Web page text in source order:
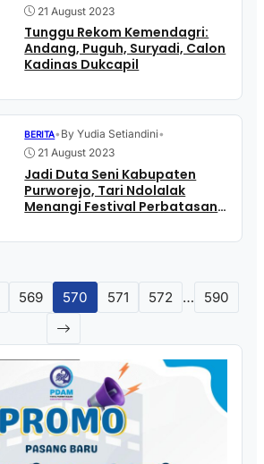
21 August 2023
Tunggu Rekom Kemendagri:
Andang, Puguh, Suryadi, Calon
Kadinas Dukcapil
BERITA• By Yudia Setiandini•
21 August 2023
Jadi Duta Seni Kabupaten
Purworejo, Tari Ndolalak
Menangi Festival Perbatasan
569 570 571 572 … 590